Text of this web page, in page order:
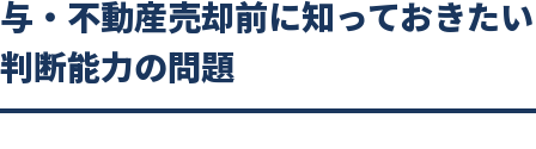
与・不動産売却前に知っておきたい
判断能力の問題